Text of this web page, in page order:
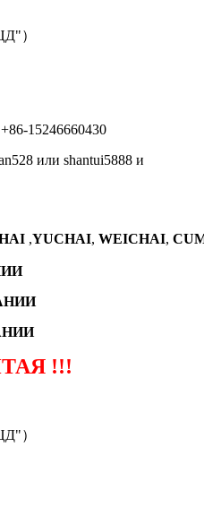
）
15246660430
или shantui5888 и
,YUCHAI, WEICHAI,
!!!
）